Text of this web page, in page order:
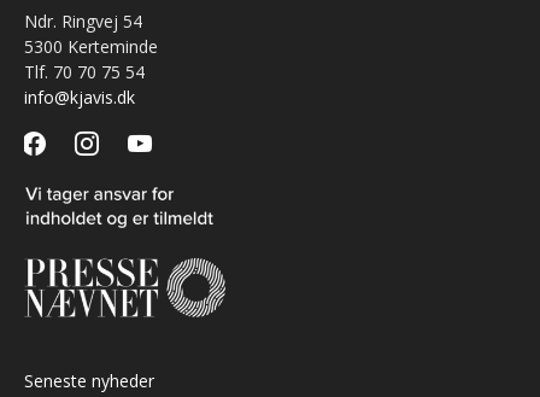
Ndr. Ringvej 54
5300 Kerteminde
Tlf. 70 70 75 54
info@kjavis.dk
facebookinstagramyoutube
Seneste nyheder